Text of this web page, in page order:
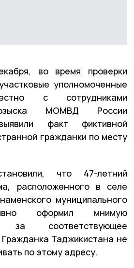
во время проверки
уполномоченные
с сотрудниками
МОМВД России
факт фиктивной
гражданки по месту
что 47-летний
расположенного в селе
муниципального
оформил мнимую
за соответствующее
Таджикистана не
по этому адресу.